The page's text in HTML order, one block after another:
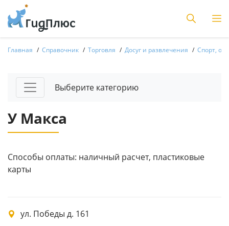
Главная Справочник Торговля Досуг и развлечения Спорт,
Выберите категорию
У Макса
Способы оплаты: наличный расчет, пластиковые
карты
ул. Победы д. 161